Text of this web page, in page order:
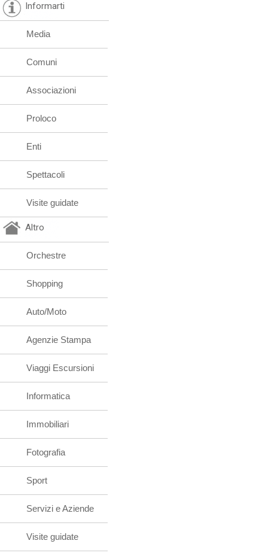
Informarti
Media
Comuni
Associazioni
Proloco
Enti
Spettacoli
Visite guidate
Altro
Orchestre
Shopping
Auto/Moto
Agenzie Stampa
Viaggi Escursioni
Informatica
Immobiliari
Fotografia
Sport
Servizi e Aziende
Visite guidate